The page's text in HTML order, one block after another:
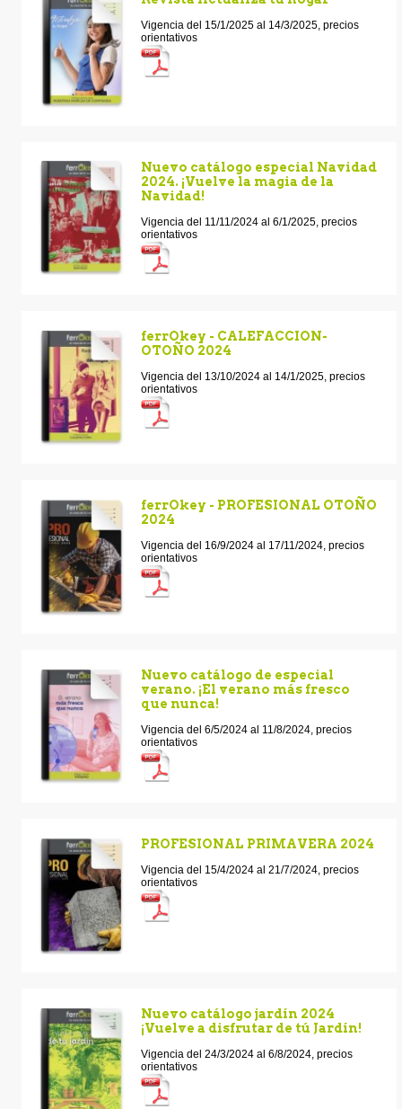
Vigencia del 15/1/2025 al 14/3/2025, precios
orientativos
Nuevo catálogo especial Navidad
2024. ¡Vuelve la magia de la
Navidad!
Vigencia del 11/11/2024 al 6/1/2025, precios
orientativos
ferrOkey - CALEFACCION-
OTOÑO 2024
Vigencia del 13/10/2024 al 14/1/2025, precios
orientativos
ferrOkey - PROFESIONAL OTOÑO
2024
Vigencia del 16/9/2024 al 17/11/2024, precios
orientativos
Nuevo catálogo de especial
verano. ¡El verano más fresco
que nunca!
Vigencia del 6/5/2024 al 11/8/2024, precios
orientativos
PROFESIONAL PRIMAVERA 2024
Vigencia del 15/4/2024 al 21/7/2024, precios
orientativos
Nuevo catálogo jardín 2024
¡Vuelve a disfrutar de tú Jardín!
Vigencia del 24/3/2024 al 6/8/2024, precios
orientativos